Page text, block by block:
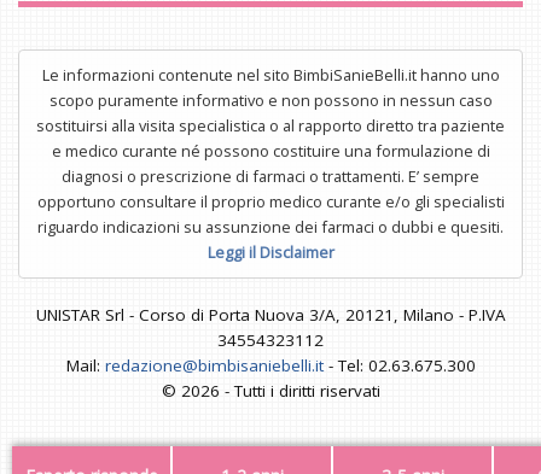
Le informazioni contenute nel sito BimbiSanieBelli.it hanno uno
scopo puramente informativo e non possono in nessun caso
sostituirsi alla visita specialistica o al rapporto diretto tra paziente
e medico curante né possono costituire una formulazione di
diagnosi o prescrizione di farmaci o trattamenti. E’ sempre
opportuno consultare il proprio medico curante e/o gli specialisti
riguardo indicazioni su assunzione dei farmaci o dubbi e quesiti.
Leggi il Disclaimer
UNISTAR Srl - Corso di Porta Nuova 3/A, 20121, Milano - P.IVA
34554323112
Mail: redazione@bimbisaniebelli.it- Tel: 02.63.675.300
© 2026 - Tutti i diritti riservati